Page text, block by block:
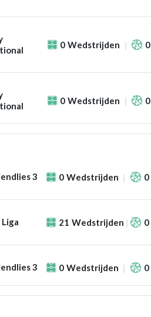
0 Wedstrijden 0
0 Wedstrijden 0
3 0 Wedstrijden 0
21 Wedstrijden 0
3 0 Wedstrijden 0